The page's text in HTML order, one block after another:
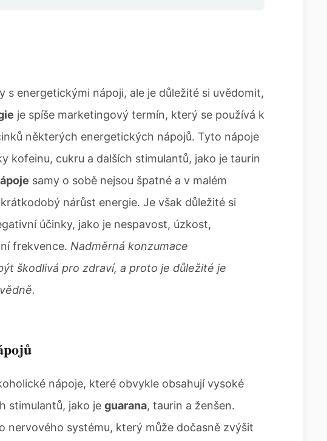
s energetickými nápoji, ale je důležité si uvědomit,
je spíše marketingový termín, který se používá k
některých energetických nápojů. Tyto nápoje
kofeinu, cukru a dalších stimulantů, jako je taurin
samy o sobě nejsou špatné a v malém
nárůst energie. Je však důležité si
účinky, jako je nespavost, úzkost,
frekvence. Nadměrná konzumace
škodlivá pro zdraví, a proto je důležité je
nápoje, které obvykle obsahují vysoké
stimulantů, jako je guarana, taurin a ženšen.
nervového systému, který může dočasně zvýšit